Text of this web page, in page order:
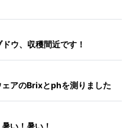
ウ、収穫間近です！
ェアのBrixとphを測りました